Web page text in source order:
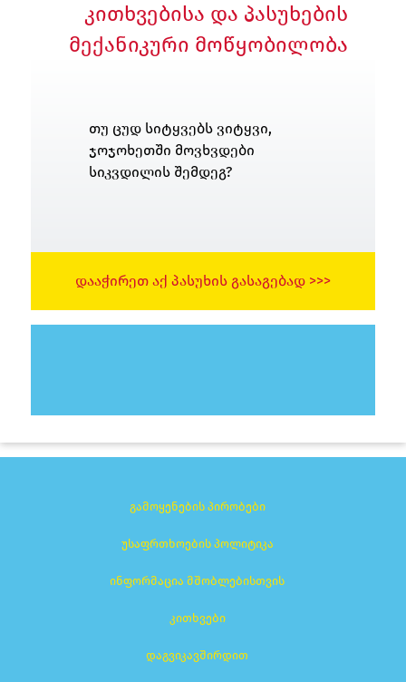
კითხვებისა და პასუხების
მექანიკური მოწყობილობა
თუ ცუდ სიტყვებს ვიტყვი,
ჯოჯოხეთში მოვხვდები
სიკვდილის შემდეგ?
ᲓᲐᲐᲭᲘᲠᲔᲗ ᲐᲥ ᲞᲐᲡᲣᲮᲘᲡ ᲒᲐᲡᲐᲒᲔᲑᲐᲓ >>>
გამოყენების პირობები
უსაფრთხოების პოლიტიკა
ინფორმაცია მშობლებისთვის
კითხვები
დაგვიკავშირდით